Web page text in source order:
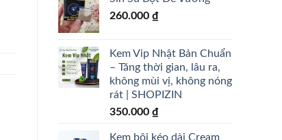
260.000 ₫
Kem Vip Nhật Bản Chuẩn
– Tăng thời gian, lâu ra,
không mùi vị, không nóng
rát | SHOPIZIN
350.000 ₫
Kem bôi kéo dài Cream